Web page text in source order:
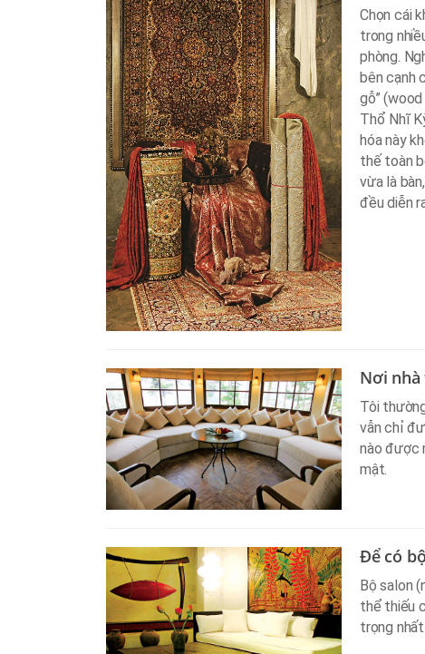
Chọn cái
trong
phòng.
bên cạnh
gỗ”
Thổ Nhĩ
hóa này
thế toàn
vừa là
đều diễn
Nơi nhà
Tôi
vẫn chỉ
nào được
mật.
Để có
Bộ salon
thể thiếu
trọng